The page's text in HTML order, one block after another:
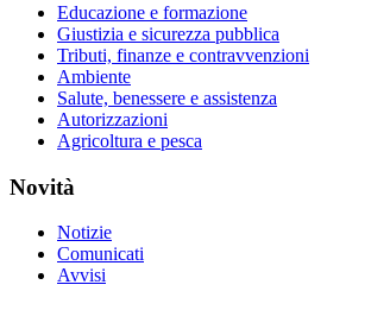
Educazione e formazione
Giustizia e sicurezza pubblica
Tributi, finanze e contravvenzioni
Ambiente
Salute, benessere e assistenza
Autorizzazioni
Agricoltura e pesca
Novità
Notizie
Comunicati
Avvisi